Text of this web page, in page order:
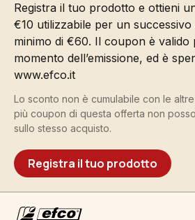
Registra il tuo prodotto e ottieni
€10 utilizzabile per un
minimo di €60. Il coupon è valido
momento dell’emissione, ed è
www.efco.it
Lo sconto non è cumulabile con le
più coupon di questa offerta non
sullo stesso acquisto.
Registra il tuo prodotto